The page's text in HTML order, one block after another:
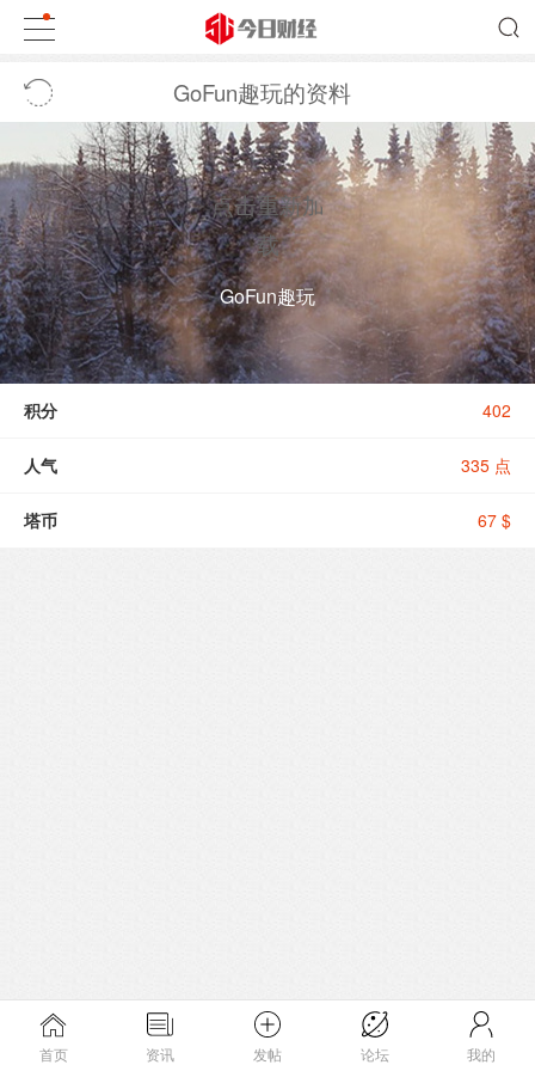
GoFun趣玩的资料
点击重新加
载
GoFun趣玩
402
积分
335 点
人气
67 $
塔币
首页 资讯 发帖 论坛 我的